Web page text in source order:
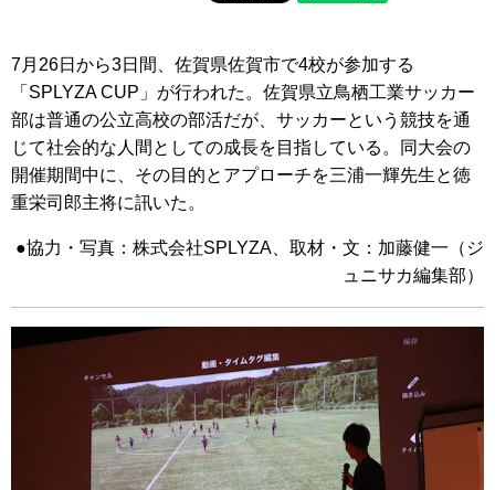
7月26日から3日間、佐賀県佐賀市で4校が参加する
「SPLYZA CUP」が行われた。佐賀県立鳥栖工業サッカー
部は普通の公立高校の部活だが、サッカーという競技を通
じて社会的な人間としての成長を目指している。同大会の
開催期間中に、その目的とアプローチを三浦一輝先生と徳
重栄司郎主将に訊いた。
●協力・写真：株式会社SPLYZA、取材・文：加藤健一（ジ
ュニサカ編集部）